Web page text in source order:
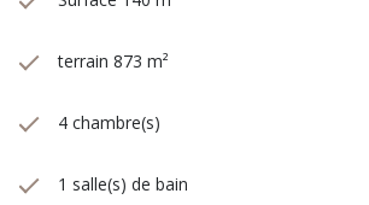
terrain 873 m²
4 chambre(s)
1 salle(s) de bain